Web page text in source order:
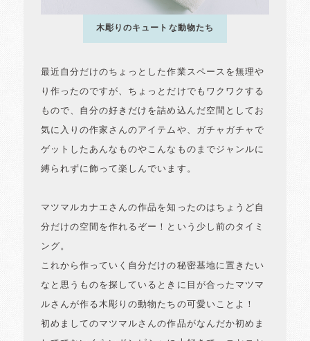
木彫りのキュートな動物たち
最近自分だけのちょっとした作業スペースを無理や
り作ったのですが、ちょっとだけでもワクワクする
もので、自分の好きだけを詰め込んだ空間としてお
気に入りの作家さんのアイテムや、ガチャガチャで
ゲットしたあんなものやこんなものまでジャンルに
縛られずに飾って楽しんでいます。
マツマルカナエさんの作品を知ったのはちょうど自
分だけの空間を作れるぞー！という少し前のタイミ
ング。
これから作っていく自分だけの秘密基地に置きたい
なと思うものを探しているときに目が合ったマツマ
ルさんが作る木彫りの動物たちの可愛いことよ！
初めましてのマツマルさんの作品がなんだか初めま